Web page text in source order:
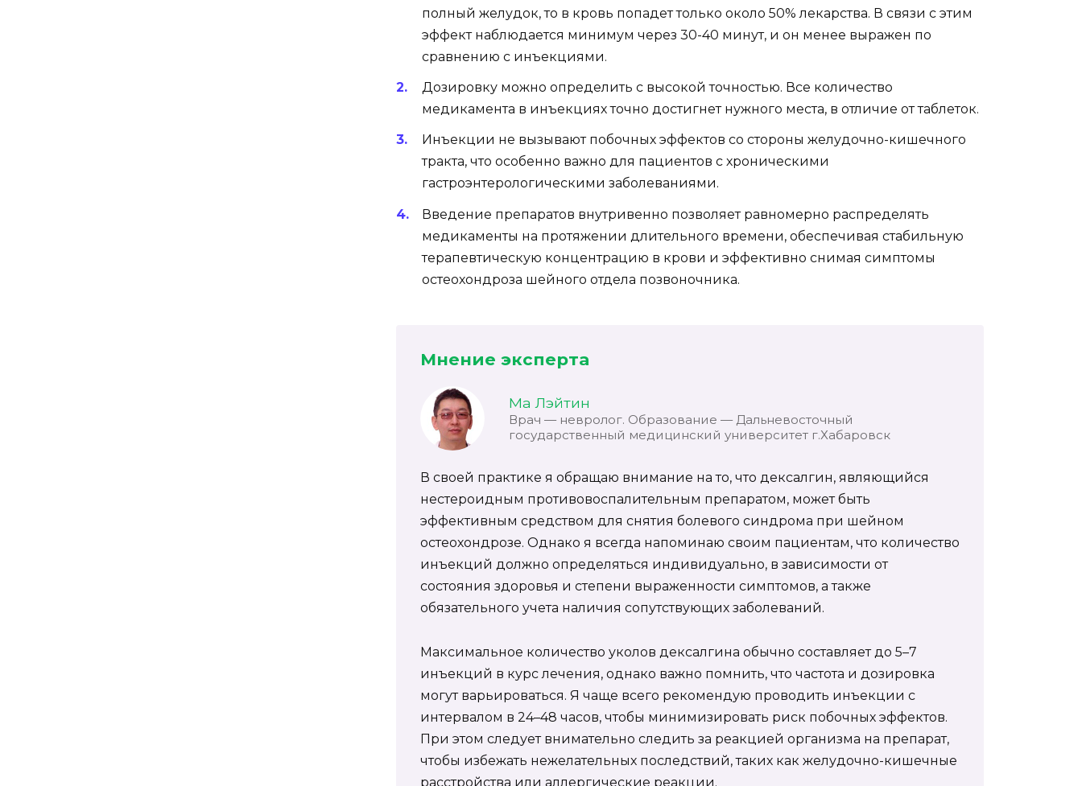
полный желудок, то в кровь попадет только около 50% лекарства. В связи с этим
эффект наблюдается минимум через 30-40 минут, и он менее выражен по
сравнению с инъекциями.
Дозировку можно определить с высокой точностью. Все количество
медикамента в инъекциях точно достигнет нужного места, в отличие от таблеток.
Инъекции не вызывают побочных эффектов со стороны желудочно-кишечного
тракта, что особенно важно для пациентов с хроническими
гастроэнтерологическими заболеваниями.
Введение препаратов внутривенно позволяет равномерно распределять
медикаменты на протяжении длительного времени, обеспечивая стабильную
терапевтическую концентрацию в крови и эффективно снимая симптомы
остеохондроза шейного отдела позвоночника.
Мнение эксперта
Ма Лэйтин
Врач — невролог. Образование — Дальневосточный
государственный медицинский университет г.Хабаровск
В своей практике я обращаю внимание на то, что дексалгин, являющийся
нестероидным противовоспалительным препаратом, может быть
эффективным средством для снятия болевого синдрома при шейном
остеохондрозе. Однако я всегда напоминаю своим пациентам, что количество
инъекций должно определяться индивидуально, в зависимости от
состояния здоровья и степени выраженности симптомов, а также
обязательного учета наличия сопутствующих заболеваний.
Максимальное количество уколов дексалгина обычно составляет до 5–7
инъекций в курс лечения, однако важно помнить, что частота и дозировка
могут варьироваться. Я чаще всего рекомендую проводить инъекции с
интервалом в 24–48 часов, чтобы минимизировать риск побочных эффектов.
При этом следует внимательно следить за реакцией организма на препарат,
чтобы избежать нежелательных последствий, таких как желудочно-кишечные
расстройства или аллергические реакции.